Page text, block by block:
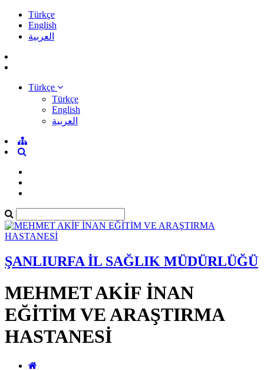
Türkçe
English
العربية
Türkçe
Türkçe
English
العربية
ŞANLIURFA İL SAĞLIK MÜDÜRLÜĞÜ
MEHMET AKİF İNAN
EĞİTİM VE ARAŞTIRMA
HASTANESİ